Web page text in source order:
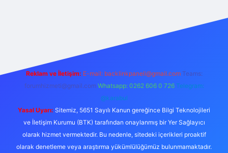
Reklam ve İletişim: E-mail: backlinkpaneli@gmail.com Teams:
forumhizmeti@gmail.com Whatsapp: 0262 606 0 726 Telegram:
@karabul
Yasal Uyarı: Sitemiz, 5651 Sayılı Kanun gereğince Bilgi Teknolojileri
ve İletişim Kurumu (BTK) tarafından onaylanmış bir Yer Sağlayıcı
olarak hizmet vermektedir. Bu nedenle, sitedeki içerikleri proaktif
olarak denetleme veya araştırma yükümlülüğümüz bulunmamaktadır.